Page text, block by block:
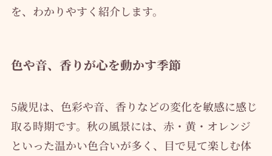
を、わかりやすく紹介します。
色や音、香りが心を動かす季節
5歳児は、色彩や音、香りなどの変化を敏感に感じ
取る時期です。秋の風景には、赤・黄・オレンジ
といった温かい色合いが多く、目で見て楽しむ体